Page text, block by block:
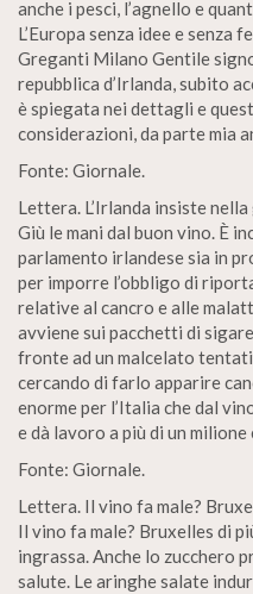
anche i pesci, l’agnello e
L’Europa senza idee e senza
Greganti Milano Gentile
repubblica d’Irlanda, subito
è spiegata nei dettagli e
considerazioni, da parte mia
Fonte: Giornale.
Lettera. L’Irlanda insiste
Giù le mani dal buon vino. È
parlamento irlandese sia in
per imporre l’obbligo di
relative al cancro e alle
avviene sui pacchetti di
fronte ad un malcelato
cercando di farlo apparire
enorme per l’Italia che dal
e dà lavoro a più di un
Fonte: Giornale.
Lettera. Il vino fa male?
Il vino fa male? Bruxelles di
ingrassa. Anche lo zucchero
salute. Le aringhe salate